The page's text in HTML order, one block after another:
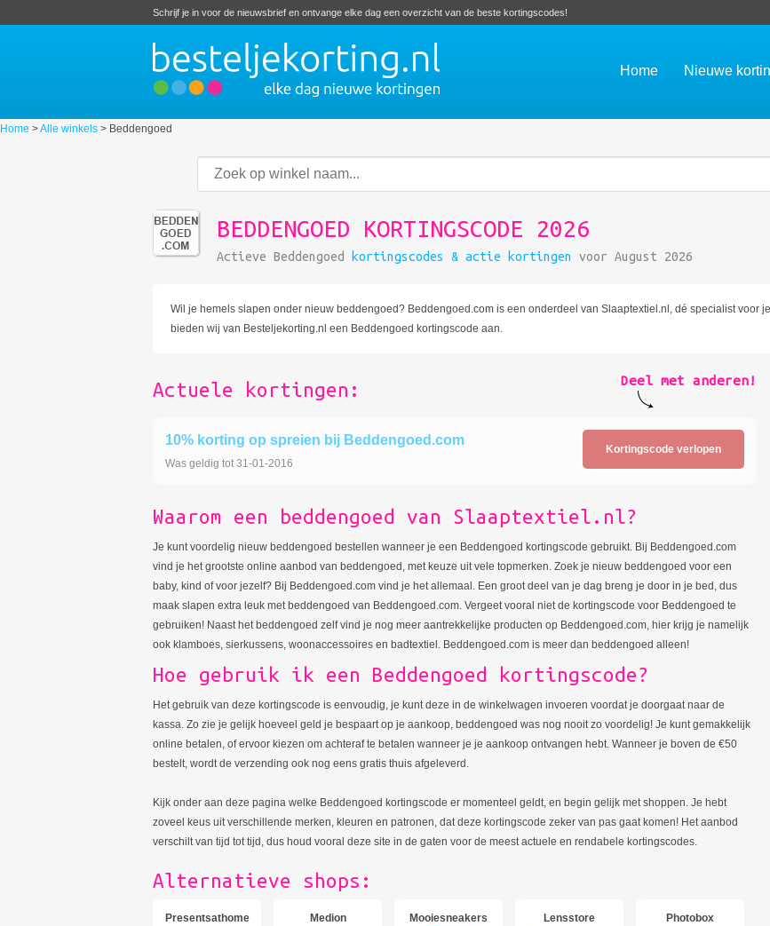
Schrijf je in voor de nieuwsbrief en ontvange elke dag een overzicht van de beste kortingscodes!
Home Nieuwe
Home >Alle winkels > Beddengoed
BEDDENGOED KORTINGSCODE 2026
Actieve Beddengoed kortingscodes & actie kortingen voor August 2026
Wil je hemels slapen onder nieuw beddengoed? Beddengoed.com is een onderdeel van Slaaptextiel.nl, dé specialist voor
bieden wij van Besteljekorting.nl een Beddengoed kortingscode aan.
Actuele kortingen: Deel met anderen!
10% korting op spreien bij Beddengoed.com
Kortingscode verlopen
Was geldig tot 31-01-2016
Waarom een beddengoed van Slaaptextiel.nl?
Je kunt voordelig nieuw beddengoed bestellen wanneer je een Beddengoed kortingscode gebruikt. Bij Beddengoed.com
vind je het grootste online aanbod van beddengoed, met keuze uit vele topmerken. Zoek je nieuw beddengoed voor een
baby, kind of voor jezelf? Bij Beddengoed.com vind je het allemaal. Een groot deel van je dag breng je door in je bed, dus
maak slapen extra leuk met beddengoed van Beddengoed.com. Vergeet vooral niet de kortingscode voor Beddengoed te
gebruiken! Naast het beddengoed zelf vind je nog meer aantrekkelijke producten op Beddengoed.com, hier krijg je namelijk
ook klamboes, sierkussens, woonaccessoires en badtextiel. Beddengoed.com is meer dan beddengoed alleen!
Hoe gebruik ik een Beddengoed kortingscode?
Het gebruik van deze kortingscode is eenvoudig, je kunt deze in de winkelwagen invoeren voordat je doorgaat naar de
kassa. Zo zie je gelijk hoeveel geld je bespaart op je aankoop, beddengoed was nog nooit zo voordelig! Je kunt gemakkelijk
online betalen, of ervoor kiezen om achteraf te betalen wanneer je je aankoop ontvangen hebt. Wanneer je boven de €50
bestelt, wordt de verzending ook nog eens gratis thuis afgeleverd.
Kijk onder aan deze pagina welke Beddengoed kortingscode er momenteel geldt, en begin gelijk met shoppen. Je hebt
zoveel keus uit verschillende merken, kleuren en patronen, dat deze kortingscode zeker van pas gaat komen! Het aanbod
verschilt van tijd tot tijd, dus houd vooral deze site in de gaten voor de meest actuele en rendabele kortingscodes.
Alternatieve shops:
Presentsathome Medion Mooiesneakers Lensstore Photobox